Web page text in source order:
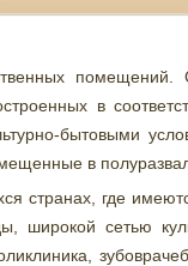
в
бытовыми
в
странах, где
широкой сетью